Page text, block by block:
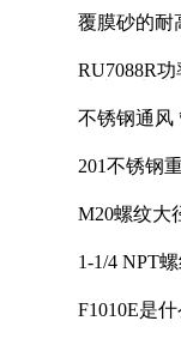
覆膜砂的耐
RU7088R
不锈钢通风
201不锈钢
M20螺纹大
1-1/4 NPT
F1010E是